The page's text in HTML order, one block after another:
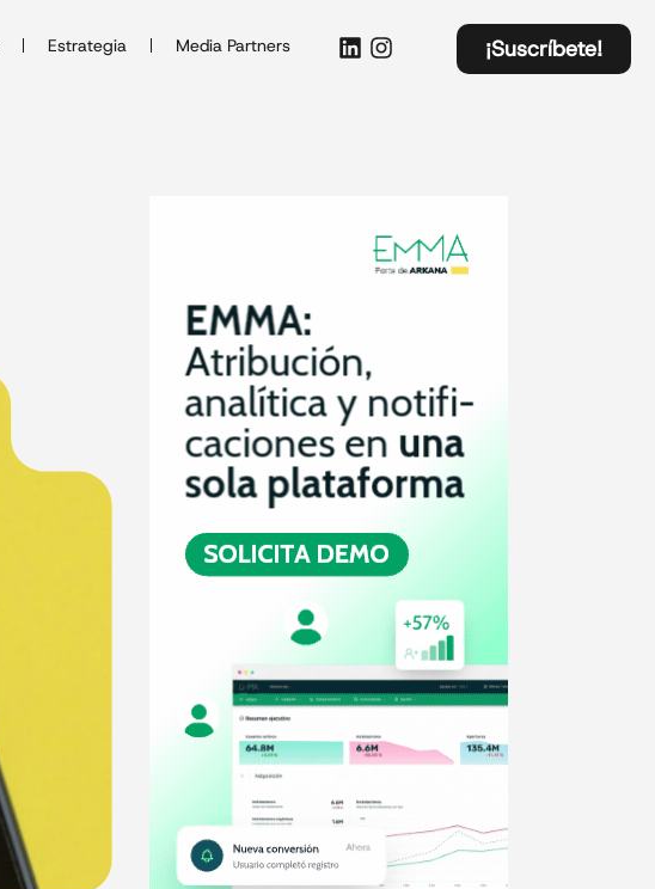
Estrategia Media Partners ¡Suscríbete!